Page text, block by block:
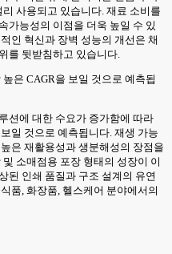
사용되고 있습니다. 재료 소비를
가능성의 이점을 더욱 높일 수 있
인 혁신과 장벽 성능의 개선은 채
를 뒷받침하고 있습니다.
은 CAGR을 보일 것으로 예측됩
션에 대한 수요가 증가함에 따라
일 것으로 예측됩니다. 재생 가능
은 재활용성과 생분해성의 장점을
소매점용 포장 형태의 성장이 이
된 인쇄 품질과 구조 설계의 유연
품, 화장품, 헬스케어 분야에서의